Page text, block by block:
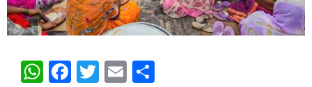
WhatsApp
Facebook
Twitter
Email